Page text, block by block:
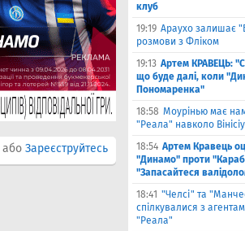
або Зареєструйтесь
клуб
19:19 Араухо залишає
розмови з Фліком
19:13 Артем КРАВЕЦЬ:
що буде далі, коли
Пономаренка"
18:58 Моурінью має
"Реала" навколо
18:54 Артем Кравець
"Динамо" проти
"Запасайтеся
18:41 "Челсі" та
спілкувалися з
"Реала"